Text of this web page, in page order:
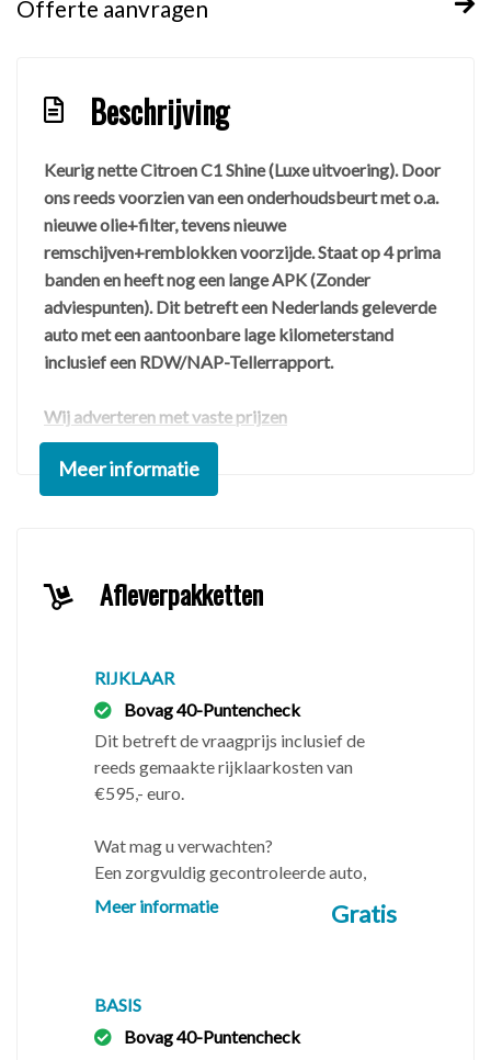
Offerte aanvragen
Beschrijving
Keurig nette Citroen C1 Shine (Luxe uitvoering). Door
ons reeds voorzien van een onderhoudsbeurt met o.a.
nieuwe olie+filter, tevens nieuwe
remschijven+remblokken voorzijde. Staat op 4 prima
banden en heeft nog een lange APK (Zonder
adviespunten). Dit betreft een Nederlands geleverde
auto met een aantoonbare lage kilometerstand
inclusief een RDW/NAP-Tellerrapport.
Wij adverteren met vaste prijzen
✅ Inclusief €695,- euro reeds gemaakte
rijklaarkosten
✅ Inclusief de BOVAG 40-Puntencheck
Uw auto inruilen?
✅ Vermeld eventuele schades en/of gebreken
Wat kunt u van ons verwachten
✅ Een APK technisch gecontroleerde auto
✅ Geen adviespunten of verborgen gebreken
-------------------------------------------------------------
Wij werken uitsluitend op afspraak, hiervoor zijn wij 6
Meer informatie
Afleverpakketten
RIJKLAAR
Bovag 40-Puntencheck
Dit betreft de vraagprijs inclusief de
reeds gemaakte rijklaarkosten van
€595,- euro.
Wat mag u verwachten?
Een zorgvuldig gecontroleerde auto,
inclusief 3 maanden BOVAG-Service.
Meer informatie Gratis
BASIS
Bovag 40-Puntencheck